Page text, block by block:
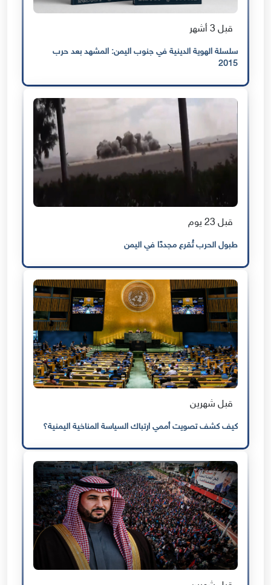
قبل 3 أشهر
سلسلة الهوية الدينية في جنوب اليمن: المشهد بعد حرب
2015
قبل 23 يوم
طبول الحرب تُقرع مجددًا في اليمن
قبل شهرين
كيف كشف تصويت أممي ارتباك السياسة المناخية اليمنية؟